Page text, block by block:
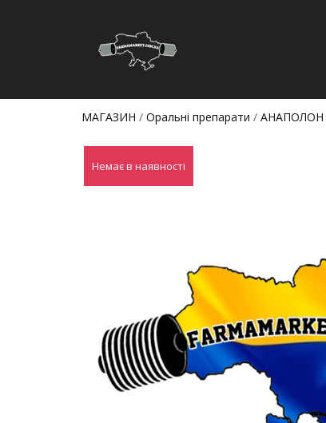
МАГАЗИН / Оральні препарати / АНАПОЛОН
Немає в наявності